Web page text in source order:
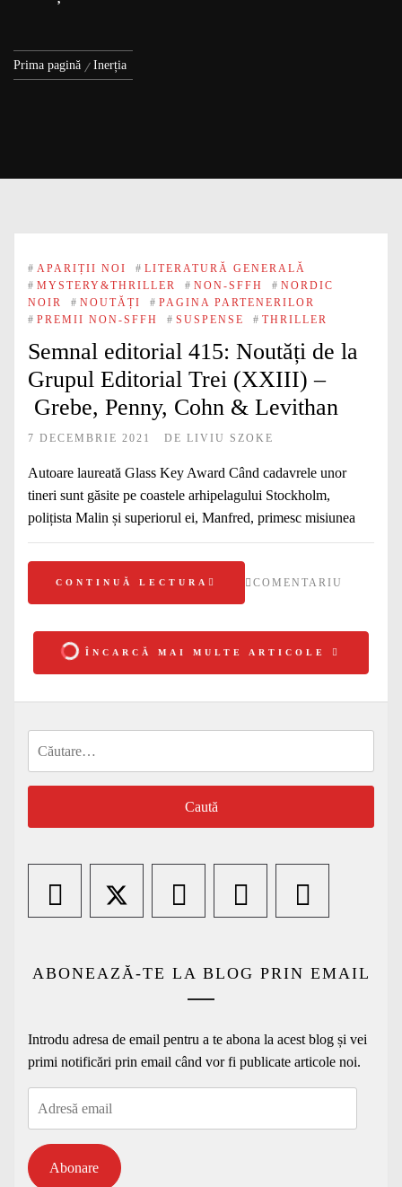
Prima pagină Inerția
# APARIȚII NOI # LITERATURĂ GENERALĂ
# MYSTERY&THRILLER # NON-SFFH # NORDIC
NOIR
# NOUTĂȚI # PAGINA PARTENERILOR
# PREMII NON-SFFH # SUSPENSE # THRILLER
Semnal editorial 415: Noutăți de la
Grupul Editorial Trei (XXIII) –
Grebe, Penny, Cohn & Levithan
7 DECEMBRIE 2021 DE LIVIU SZOKE
Autoare laureată Glass Key Award Când cadavrele unor
tineri sunt găsite pe coastele arhipelagului Stockholm,
polițista Malin și superiorul ei, Manfred, primesc misiunea
CONTINUĂ LECTURA COMENTARIU
ÎNCARCĂ MAI MULTE ARTICOLE
ABONEAZĂ-TE LA BLOG PRIN EMAIL
Introdu adresa de email pentru a te abona la acest blog și vei
primi notificări prin email când vor fi publicate articole noi.
Abonare